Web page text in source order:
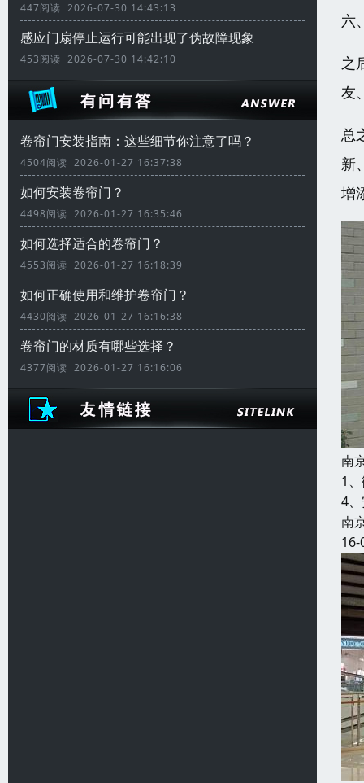
447阅读 2026-07-30 14:43:13
感应门扇停止运行可能出现了伪故障现象
453阅读 2026-07-30 14:42:10
卷帘门安装指南：这些细节你注意了吗？
4504阅读 2026-01-27 16:37:38
如何安装卷帘门？
4498阅读 2026-01-27 16:35:46
如何选择适合的卷帘门？
4553阅读 2026-01-27 16:18:39
如何正确使用和维护卷帘门？
4430阅读 2026-01-27 16:16:38
卷帘门的材质有哪些选择？
4377阅读 2026-01-27 16:16:06
六
之
友
总
新
增
南
1
4
南
16-